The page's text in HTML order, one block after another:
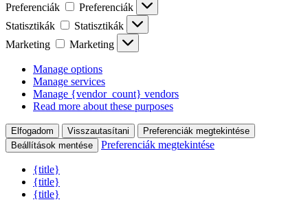
Preferenciák
Preferenciák
Statisztikák
Statisztikák
Marketing
Marketing
Manage options
Manage services
Manage {vendor_count} vendors
Read more about these purposes
Elfogadom Visszautasítani
Preferenciák megtekintése
Beállítások mentése
Preferenciák megtekintése
{title}
{title}
{title}